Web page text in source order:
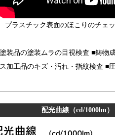
プラスチック表面のほこりのチェッ
装品の塗装ムラの目視検査 ■鋳物
加工品のキズ・汚れ・指紋検査 ■
配光曲線（cd/1000lm）